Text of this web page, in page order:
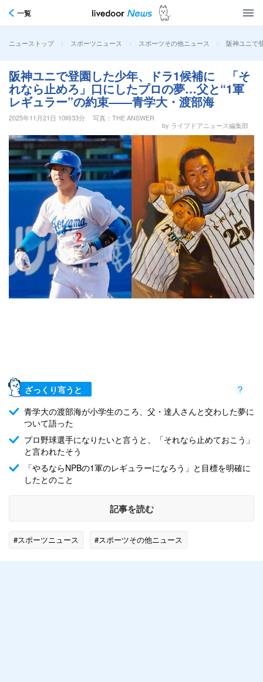
一覧
ニューストップ > スポーツニュース > スポーツその他ニュース > 阪神ユニで
阪神ユニで登園した少年、ドラ1候補に 「そ
れなら止めろ」口にしたプロの夢…父と“1軍
レギュラー”の約束――青学大・渡部海
2025年11月21日 10時33分
写真：THE ANSWER
by ライブドアニュース編集部
ざっくり言うと
青学大の渡部海が小学生のころ、父・達人さんと交わした夢に
ついて語った
プロ野球選手になりたいと言うと、「それなら止めておこう」
と言われたそう
「やるならNPBの1軍のレギュラーになろう」と目標を明確に
したとのこと
記事を読む
#スポーツニュース #スポーツその他ニュース